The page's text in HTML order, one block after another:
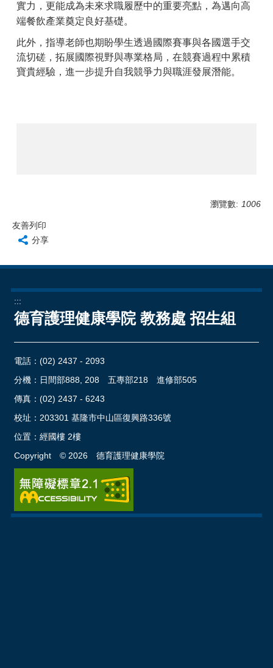
實力，更能成為未來求職履歷中的重要亮點，為邁向高
端餐飲產業奠定良好基礎。
此外，指導老師也期盼學生透過國際賽事與各國選手交
流切磋，拓展國際視野與專業格局，在競賽過程中累積
寶貴經驗，進一步提升自我競爭力與職涯發展潛能。
瀏覽數: 1006
友善列印
分享
:::
德育護理健康學院 教務處 招生組
電話： (02) 2437 - 2093
分機：日間部888, 208 五專部218 進修部505
傳真：(02) 2437 - 6243
校址： 203301 基隆市中山區復興路336號
位置： 經國樓 2樓
Copyright © 2026德育護理健康學院